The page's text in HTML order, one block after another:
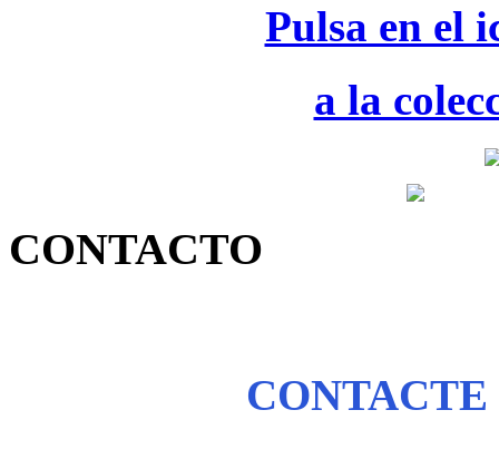
Pulsa en el
a la
CONTACTO
CONTACTE